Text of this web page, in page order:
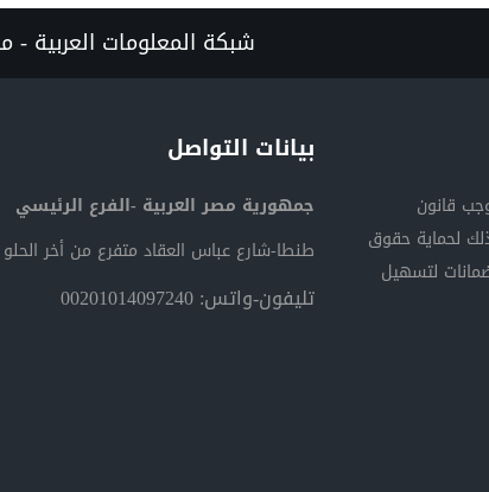
شبكة المعلومات العربية -
قانون
المصري رقم (17) لسنة 2015 وذلك لحماية حقوق
لتسهيل
بيانات التواصل
جمهورية مصر العربية -الفرع الرئيسي
طنطا-شارع عباس العقاد متفرع من أخر الحلو
تليفون-واتس: 00201014097240